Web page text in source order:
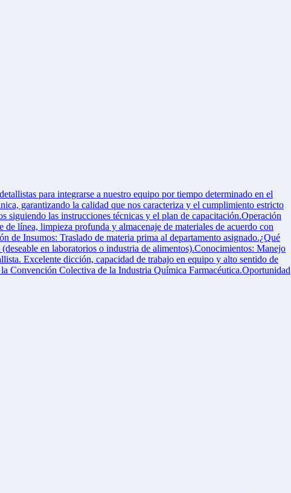
para integrarse a nuestro equipo por tiempo determinado en el
garantizando la calidad que nos caracteriza y el cumplimiento estricto
siguiendo las instrucciones técnicas y el plan de capacitación.Operación
línea, limpieza profunda y almacenaje de materiales de acuerdo con
de Insumos: Traslado de materia prima al departamento asignado.¿Qué
en laboratorios o industria de alimentos).Conocimientos: Manejo
Excelente dicción, capacidad de trabajo en equipo y alto sentido de
Convención Colectiva de la Industria Química Farmacéutica.Oportunidad